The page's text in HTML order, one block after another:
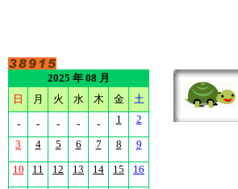
2025 年 08 月
日
月 火 水 木 金 土
- - - - - 1 2
3 4 5 6 7 8 9
10 11 12 13 14 15 16